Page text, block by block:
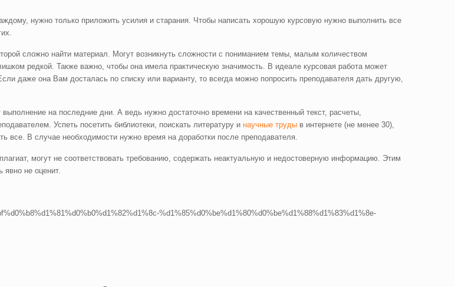
нужно только приложить усилия и старания. Чтобы написать хорошую курсовую нужно выполнить все
сложно найти материал. Могут возникнуть сложности с пониманием темы, малым количеством
редкой. Также важно, чтобы она имела практическую значимость. В идеале курсовая работа может
даже она Вам досталась по списку или варианту, то всегда можно попросить преподавателя дать другую,
на последние дни. А ведь нужно достаточно времени на качественный текст, расчеты,
Успеть посетить библиотеки, поискать литературу и научные труды в интернете (не менее 30),
все. В случае необходимости нужно время на доработки после преподавателя.
могут не соответствовать требованию, содержать неактуальную и недостоверную информацию. Этим
явно не оценит.
%d1%85%d0%be%d1%80%d0%be%d1%88%d1%83%d1%8e-